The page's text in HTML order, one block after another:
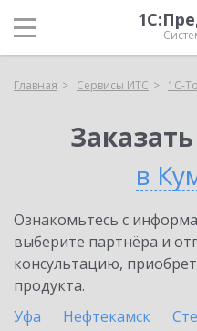
Главная Сервисы ИТС 1С-
в
Ознакомьтесь с
выберите партнёра и
консультацию,
продукта.
Уфа
Нефтекамск